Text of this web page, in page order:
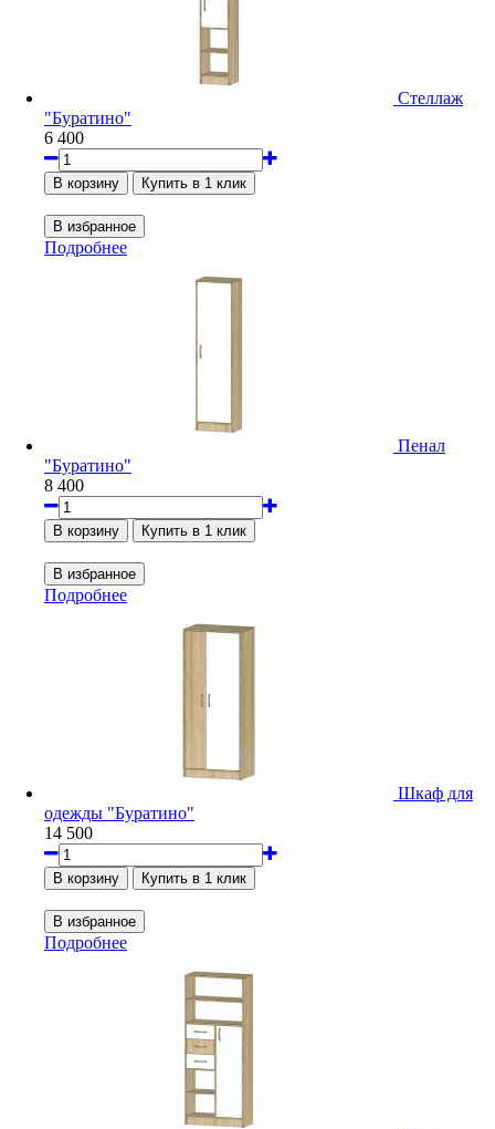
Стеллаж
"Буратино"
6 400
Подробнее
Пенал
"Буратино"
8 400
Подробнее
Шкаф для
одежды "Буратино"
14 500
Подробнее